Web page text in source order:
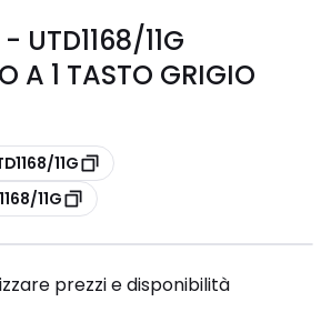
UTD1168/11G
A 1 TASTO GRIGIO
11G
11G
prezzi e disponibilità